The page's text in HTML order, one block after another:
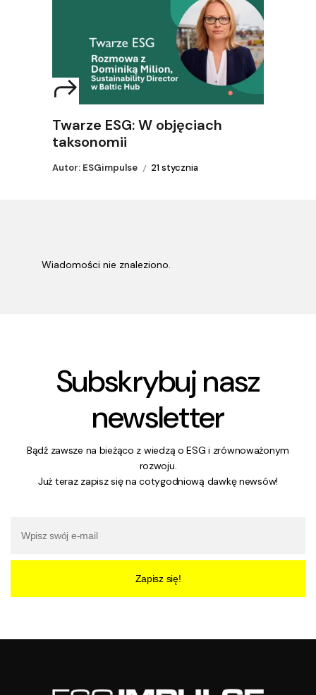
Twarze ESG: W objęciach
taksonomii
Autor: ESGimpulse 21 stycznia
Wiadomości nie znaleziono.
Subskrybuj nasz
newsletter
Bądź zawsze na bieżąco z wiedzą o ESG i zrównoważonym
rozwoju.
Już teraz zapisz się na cotygodniową dawkę newsów!
Zapisz się!